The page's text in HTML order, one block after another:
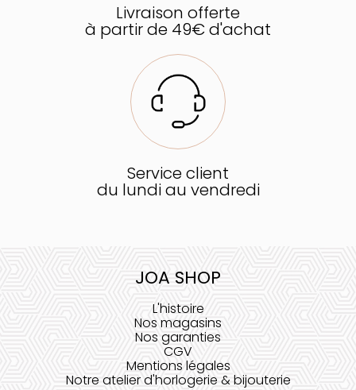
Livraison offerte
à partir de 49€ d'achat
Service client
du lundi au vendredi
JOA SHOP
L'histoire
Nos magasins
Nos garanties
CGV
Mentions légales
Notre atelier d'horlogerie & bijouterie